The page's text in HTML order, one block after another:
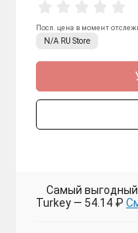
Посл. цена в момент
N/A RU Store
Самый выгодный
Turkey — 54.14 ₽